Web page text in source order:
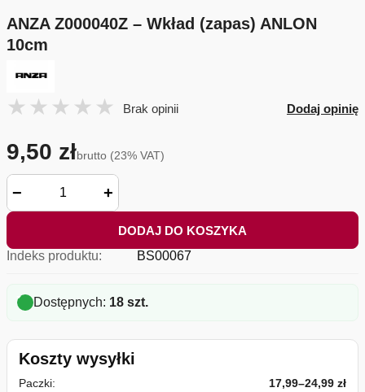
ANZA Z000040Z – Wkład (zapas) ANLON
10cm
Brak opinii Dodaj opinię
9,50 złbrutto (23% VAT)
− +
DODAJ DO KOSZYKA
Indeks produktu:
BS00067
Dostępnych: 18 szt.
Koszty wysyłki
Paczki:
17,99–24,99 zł